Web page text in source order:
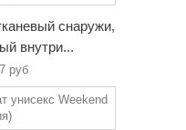
снаружи,
внутри...
руб